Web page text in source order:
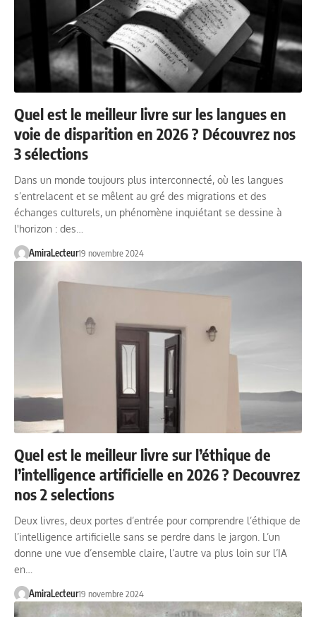
Quel est le meilleur livre sur les langues en
voie de disparition en 2026 ? Découvrez nos
3 sélections
Dans un monde toujours plus interconnecté, où les langues
s’entrelacent et se mêlent au gré des migrations et des
échanges culturels, un phénomène inquiétant se dessine à
l'horizon : des…
AmiraLecteur19 novembre 2024
Quel est le meilleur livre sur l’éthique de
l’intelligence artificielle en 2026 ? Decouvrez
nos 2 selections
Deux livres, deux portes d’entrée pour comprendre l’éthique de
l’intelligence artificielle sans se perdre dans le jargon. L’un
donne une vue d’ensemble claire, l’autre va plus loin sur l’IA
en…
AmiraLecteur19 novembre 2024